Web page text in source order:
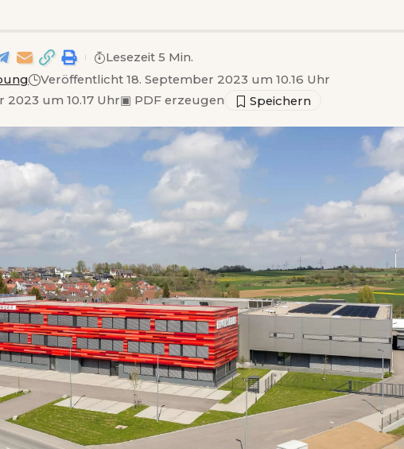
Veröffentlicht 18. September 2023 um 10.16 Uhr
2023 um 10.17 Uhr▣ PDF erzeugen
Lesezeit 5 Min.